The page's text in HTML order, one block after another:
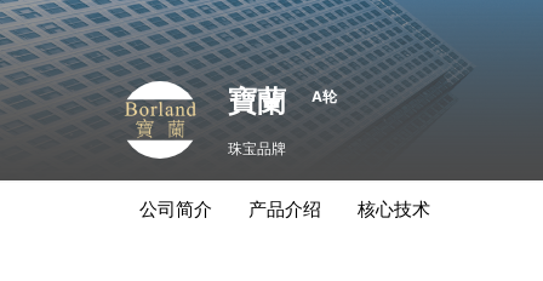
寶蘭 A轮
珠宝品牌
公司简介 产品介绍 核心技术